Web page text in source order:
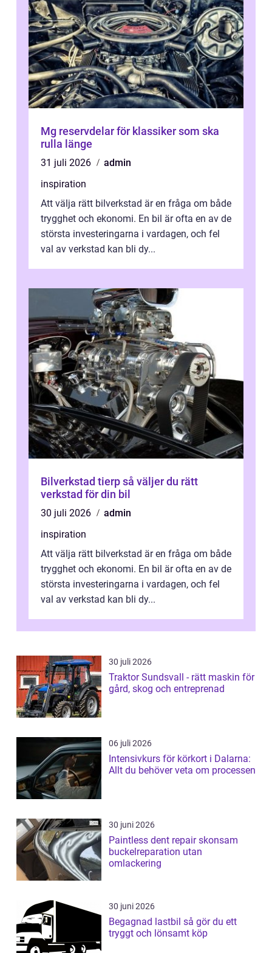
Mg reservdelar för klassiker som ska
rulla länge
31 juli 2026
admin
inspiration
Att välja rätt bilverkstad är en fråga om både
trygghet och ekonomi. En bil är ofta en av de
största investeringarna i vardagen, och fel
val av verkstad kan bli dy...
Bilverkstad tierp så väljer du rätt
verkstad för din bil
30 juli 2026
admin
inspiration
Att välja rätt bilverkstad är en fråga om både
trygghet och ekonomi. En bil är ofta en av de
största investeringarna i vardagen, och fel
val av verkstad kan bli dy...
30 juli 2026
Traktor Sundsvall - rätt maskin för
gård, skog och entreprenad
06 juli 2026
Intensivkurs för körkort i Dalarna:
Allt du behöver veta om processen
30 juni 2026
Paintless dent repair skonsam
buckelreparation utan
omlackering
30 juni 2026
Begagnad lastbil så gör du ett
tryggt och lönsamt köp